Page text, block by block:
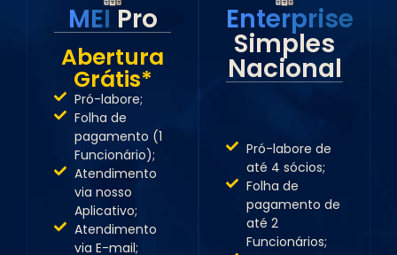
MEI Pro
Abertura
Grátis*
Pró-labore;
Folha de
pagamento (1
Funcionário);
Atendimento
via nosso
Aplicativo;
Atendimento
via E-mail;
Enterprise
Simples
Nacional
Pró-labore de
até 4 sócios;
Folha de
pagamento de
até 2
Funcionários;